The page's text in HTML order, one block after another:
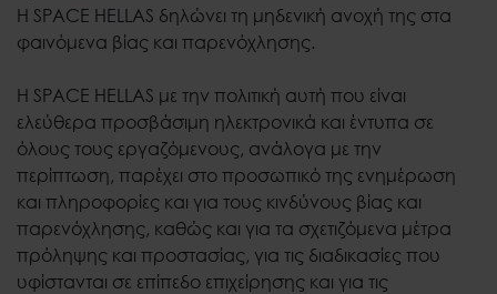
Η SPACE HELLAS δηλώνει τη μηδενική ανοχή της στα
φαινόμενα βίας και παρενόχλησης.
Η SPACE HELLAS με την πολιτική αυτή που είναι
ελεύθερα προσβάσιμη ηλεκτρονικά και έντυπα σε
όλους τους εργαζόμενους, ανάλογα με την
περίπτωση, παρέχει στο προσωπικό της ενημέρωση
και πληροφορίες και για τους κινδύνους βίας και
παρενόχλησης, καθώς και για τα σχετιζόμενα μέτρα
πρόληψης και προστασίας, για τις διαδικασίες που
υφίστανται σε επίπεδο επιχείρησης και για τις